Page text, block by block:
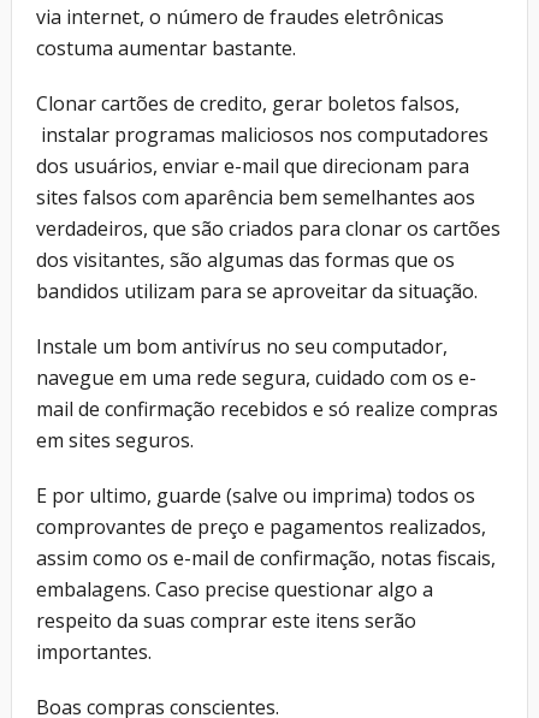
via internet, o número de fraudes eletrônicas
costuma aumentar bastante.
Clonar cartões de credito, gerar boletos falsos,
instalar programas maliciosos nos computadores
dos usuários, enviar e-mail que direcionam para
sites falsos com aparência bem semelhantes aos
verdadeiros, que são criados para clonar os cartões
dos visitantes, são algumas das formas que os
bandidos utilizam para se aproveitar da situação.
Instale um bom antivírus no seu computador,
navegue em uma rede segura, cuidado com os e-
mail de confirmação recebidos e só realize compras
em sites seguros.
E por ultimo, guarde (salve ou imprima) todos os
comprovantes de preço e pagamentos realizados,
assim como os e-mail de confirmação, notas fiscais,
embalagens. Caso precise questionar algo a
respeito da suas comprar este itens serão
importantes.
Boas compras conscientes.